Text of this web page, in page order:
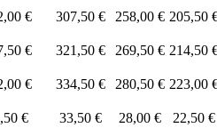
€ 307,50 € 258,00 € 205,50
€ 321,50 € 269,50 € 214,50
€ 334,50 € 280,50 € 223,00
€ 33,50 € 28,00 €
22,50 €